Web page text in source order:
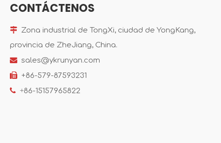
CONTÁCTENOS
 Zona industrial de TongXi, ciudad de YongKang,
provincia de ZheJiang, China.
 sales@ykrunyan.com
 +86-579-87593231
 +86-15157965822